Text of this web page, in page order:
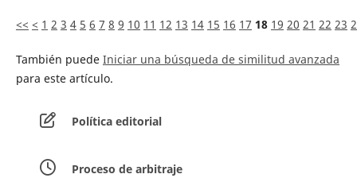
<< < 1 2 3 4 5 6 7 8 9 10 11 12 13 14 15 16 17 18 19 20 21 22 23
También puede Iniciar una búsqueda de similitud avanzada
para este artículo.
Política editorial
Proceso de arbitraje